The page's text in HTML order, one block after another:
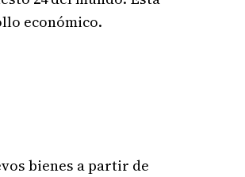
económico.
bienes a partir de